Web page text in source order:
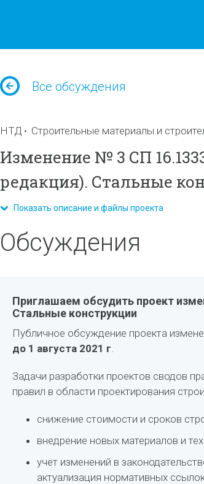
Все обсуждения
НТД Строительные материалы и
Изменение № 3 СП
редакция). Стальные
Показать описание и файлы проекта
Обсуждения
Приглашаем обсудить проект
Стальные конструкции
Публичное обсуждение проекта
до 1 августа 2021 г.
Задачи разработки проектов сводов
правил в области проектирования
снижение стоимости и сроков
внедрение новых материалов и
учет изменений в
актуализация нормативных